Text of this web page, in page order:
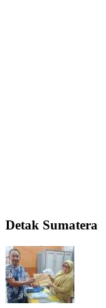
Detak Sumatera